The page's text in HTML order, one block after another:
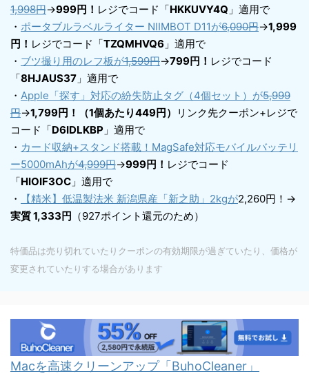
1,998円→999円！ レジでコード「HKKUVY4Q 」適用で
・ ポータブルラベルライター NIIMBOT D11が6,090円→1,999
円！ レジでコード「TZQMHVQ6 」適用で
・ ブツ撮り用のレフ板が1,599円→799円！ レジでコード
「8HJAUS37 」適用で
・ Apple「探す」対応の紛失防止タグ（4個セット）が5,999
円→1,799円！（1個あたり449円）
リンク先クーポン+レジで
コード「D6IDLKBP 」適用で
・ カード収納+スタンド搭載！MagSafe対応モバイルバッテリ
ー5000mAhが4,999円→999円！ レジでコード
「HIOIF3OC 」適用で
・
【精米】低温製法米 新潟県産「新之助」2kgが2,260円！→
実質 1,333円 （927ポイント還元のため）
特価品は売り切れていたりクーポンの有効期限が過ぎていたり、価格が
変更されていたりする場合があります
Macを高速クリーンアップ「BuhoCleaner」